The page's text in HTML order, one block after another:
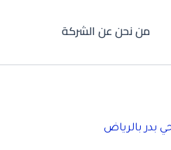
من نحن عن الشركة
بدر بالرياض